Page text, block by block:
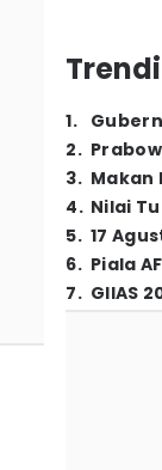
1.
2.
3. Makan
4. Nilai
5. 17
6. Piala
7. GIIAS